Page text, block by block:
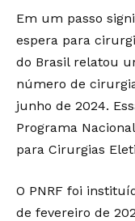
Em um passo
espera para
do Brasil relatou
número de
junho de 2024.
Programa
para Cirurgias
O PNRF foi
de fevereiro de